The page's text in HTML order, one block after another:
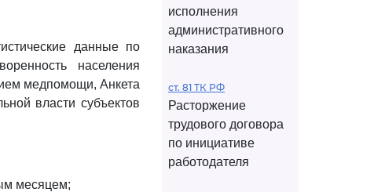
данные по
населения
медпомощи, Анкета
власти субъектов
месяцем;
исполнения
административного
наказания
ст. 81 ТК РФ
Расторжение
трудового договора
по инициативе
работодателя